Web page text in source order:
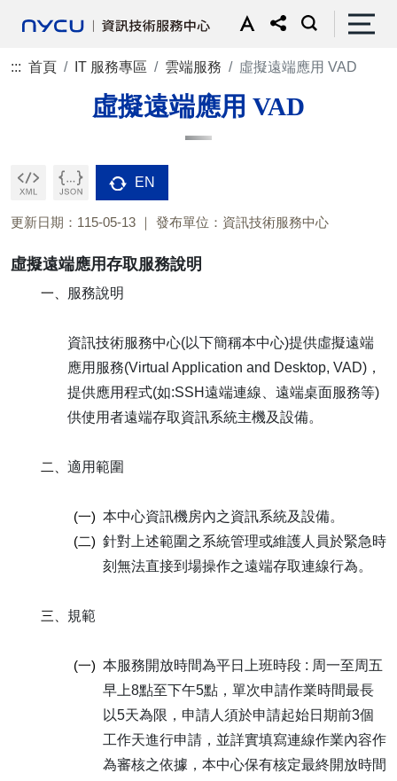
::: 首頁 IT 服務專區 雲端服務 虛擬遠端應用 VAD
虛擬遠端應用 VAD
EN
更新日期：115-05-13 發布單位：資訊技術服務中心
虛擬遠端應用存取服務說明
一、 服務說明
資訊技術服務中心(以下簡稱本中心)提供虛擬遠端
應用服務(Virtual Application and Desktop, VAD)，
提供應用程式(如:SSH遠端連線、遠端桌面服務等)
供使用者遠端存取資訊系統主機及設備。
二、 適用範圍
(一) 本中心資訊機房內之資訊系統及設備。
(二) 針對上述範圍之系統管理或維護人員於緊急時
刻無法直接到場操作之遠端存取連線行為。
三、 規範
(一) 本服務開放時間為平日上班時段 : 周一至周五
早上8點至下午5點，單次申請作業時間最長
以5天為限，申請人須於申請起始日期前3個
工作天進行申請，並詳實填寫連線作業內容作
為審核之依據，本中心保有核定最終開放時間